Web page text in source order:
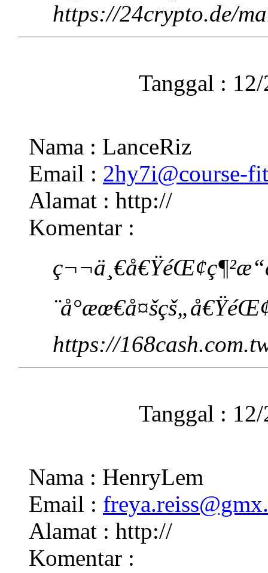
https://24crypto.de/
Tanggal :
Nama : LanceRiz
Email : 2hy7i@course-
Alamat : http://
Komentar :
https://
Tanggal :
Nama : HenryLem
Email :
Alamat : http://
Komentar :